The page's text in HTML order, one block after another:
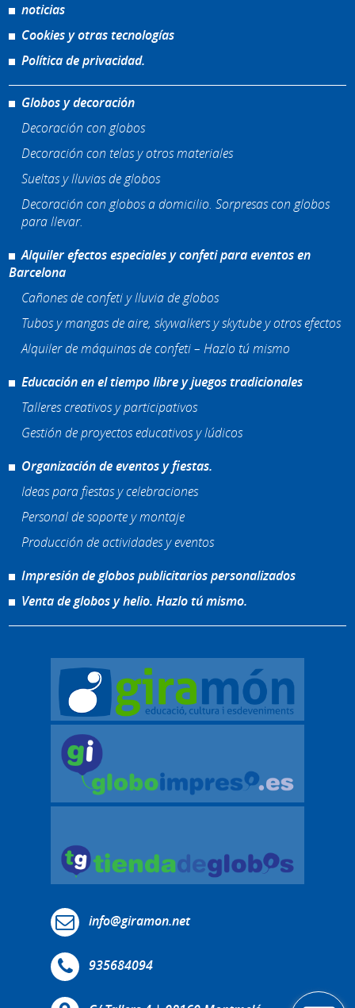
noticias
Cookies y otras tecnologías
Política de privacidad.
Globos y decoración
Decoración con globos
Decoración con telas y otros materiales
Sueltas y lluvias de globos
Decoración con globos a domicilio. Sorpresas con globos
para llevar.
Alquiler efectos especiales y confeti para eventos en
Barcelona
Cañones de confeti y lluvia de globos
Tubos y mangas de aire, skywalkers y skytube y otros efectos
Alquiler de máquinas de confeti – Hazlo tú mismo
Educación en el tiempo libre y juegos tradicionales
Talleres creativos y participativos
Gestión de proyectos educativos y lúdicos
Organización de eventos y fiestas.
Ideas para fiestas y celebraciones
Personal de soporte y montaje
Producción de actividades y eventos
Impresión de globos publicitarios personalizados
Venta de globos y helio. Hazlo tú mismo.
info@giramon.net
935684094